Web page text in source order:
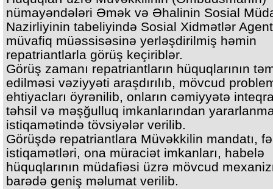
nümayəndələri Əmək və Əhalinin Sosial
Nazirliyinin tabeliyində Sosial Xidmətlər
müvafiq müəssisəsinə yerləşdirilmiş həmin
repatriantlarla görüş keçiriblər.
Görüş zamanı repatriantların hüquqlarının
edilməsi vəziyyəti araşdırılıb, mövcud
ehtiyacları öyrənilib, onların cəmiyyətə
təhsil və məşğulluq imkanlarından
istiqamətində tövsiyələr verilib.
Görüşdə repatriantlara Müvəkkilin mandatı,
istiqamətləri, ona müraciət imkanları, habelə
hüquqlarının müdafiəsi üzrə mövcud
barədə geniş məlumat verilib.